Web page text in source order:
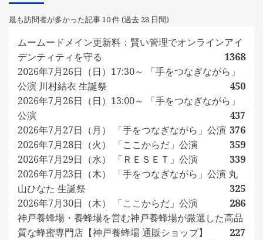
最も訪問者が多かった記事 10 件 (過去 28 日間)
ムームードメイン更新料：賢い管理でオンラインアイ
デンティティを守る
1368
2026年7月26日（日）17:30～ 「手をつなぎながら」
公演 川村結衣 生誕祭
450
2026年7月26日（日）13:00～ 「手をつなぎながら」
公演
437
2026年7月27日（月） 「手をつなぎながら」公演 376
2026年7月28日（火） 「ここからだ」公演
359
2026年7月29日（水） 「ＲＥＳＥＴ」公演
339
2026年7月23日（木） 「手をつなぎながら」公演 丸
山ひなた 生誕祭
325
2026年7月30日（木） 「ここからだ」公演
286
神戸養蜂場・養蜂場を営む神戸養蜂場が厳選した高品
質な蜂蜜専門店【神戸養蜂場 通販ショップ】
227